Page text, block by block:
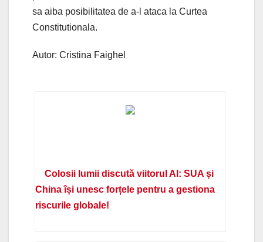
sa aiba posibilitatea de a-l ataca la Curtea
Constitutionala.
Autor: Cristina Faighel
Colosii lumii discută viitorul AI: SUA și
China își unesc forțele pentru a gestiona
riscurile globale!